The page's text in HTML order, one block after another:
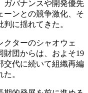
ガバナンスや開発優先
ーンとの競争激化、そ
に揺れてきた。
クターのシャオウェ
財団からは、およそ19
交代に続いて組織再編
。